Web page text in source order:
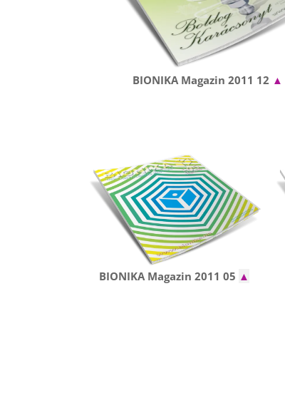
BIONIKA Magazin 2011 12 ▲
BIONIKA Magazin 2011 05 ▲